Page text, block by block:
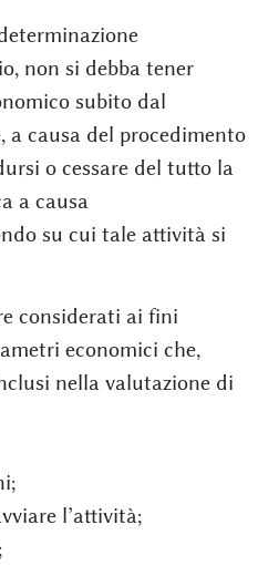
non si debba tener
subito dal
a causa del procedimento
o cessare del tutto la
a causa
su cui tale attività si
considerati ai fini
economici che,
nella valutazione di
l’attività;